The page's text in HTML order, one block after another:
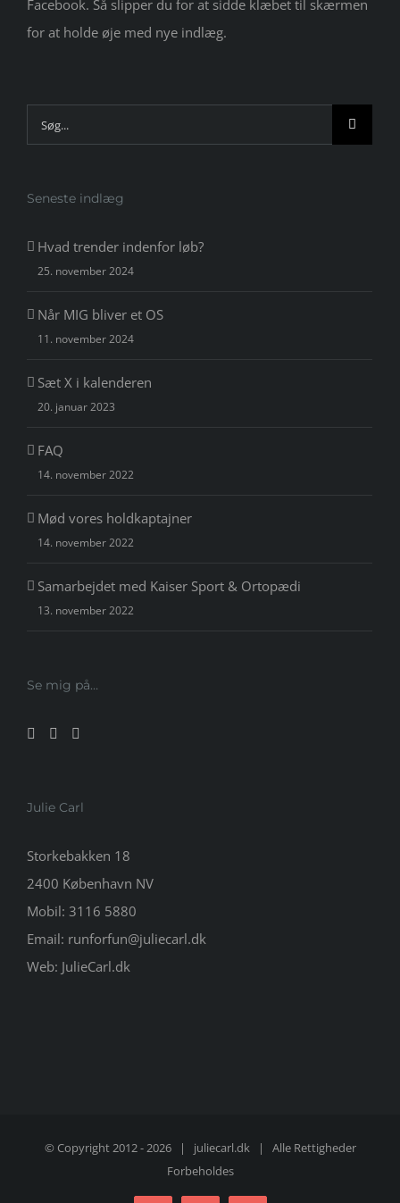
Facebook. Så slipper du for at sidde klæbet til skærmen
for at holde øje med nye indlæg.
Søg
efter:
Seneste indlæg
Hvad trender indenfor løb?
25. november 2024
Når MIG bliver et OS
11. november 2024
Sæt X i kalenderen
20. januar 2023
FAQ
14. november 2022
Mød vores holdkaptajner
14. november 2022
Samarbejdet med Kaiser Sport & Ortopædi
13. november 2022
Se mig på…
Julie Carl
Storkebakken 18
2400 København NV
Mobil: 3116 5880
Email: runforfun@juliecarl.dk
Web: JulieCarl.dk
© Copyright 2012 -2026 | juliecarl.dk| Alle Rettigheder
Forbeholdes